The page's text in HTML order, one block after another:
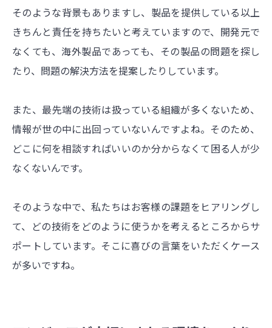
そのような背景もありますし、製品を提供している以上
きちんと責任を持ちたいと考えていますので、開発元で
なくても、海外製品であっても、その製品の問題を探し
たり、問題の解決方法を提案したりしています。
また、最先端の技術は扱っている組織が多くないため、
情報が世の中に出回っていないんですよね。そのため、
どこに何を相談すればいいのか分からなくて困る人が少
なくないんです。
そのような中で、私たちはお客様の課題をヒアリングし
て、どの技術をどのように使うかを考えるところからサ
ポートしています。そこに喜びの言葉をいただくケース
が多いですね。